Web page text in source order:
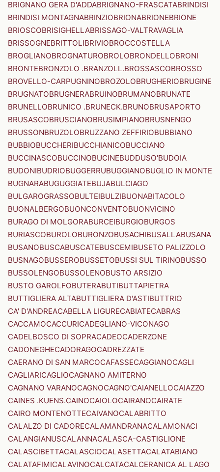
BRIGNANO GERA D'ADDABRIGNANO-FRASCATABRINDISI
BRINDISI MONTAGNABRINZIOBRIONABRIONEBRIONE
BRIOSCOBRISIGHELLABRISSAGO-VALTRAVAGLIA
BRISSOGNEBRITTOLIBRIVIOBROCCOSTELLA
BROGLIANOBROGNATUROBROLOBRONDELLOBRONI
BRONTEBRONZOLO .BRANZOLL.BROSSASCOBROSSO
BROVELLO-CARPUGNINOBROZOLOBRUGHERIOBRUGINE
BRUGNATOBRUGNERABRUINOBRUMANOBRUNATE
BRUNELLOBRUNICO .BRUNECK.BRUNOBRUSAPORTO
BRUSASCOBRUSCIANOBRUSIMPIANOBRUSNENGO
BRUSSONBRUZOLOBRUZZANO ZEFFIRIOBUBBIANO
BUBBIOBUCCHERIBUCCHIANICOBUCCIANO
BUCCINASCOBUCCINOBUCINEBUDDUSO'BUDOIA
BUDONIBUDRIOBUGGERRUBUGGIANOBUGLIO IN MONTE
BUGNARABUGUGGIATEBUJABULCIAGO
BULGAROGRASSOBULTEIBULZIBUONABITACOLO
BUONALBERGOBUONCONVENTOBUONVICINO
BURAGO DI MOLGORABURCEIBURGIOBURGOS
BURIASCOBUROLOBURONZOBUSACHIBUSALLABUSANA
BUSANOBUSCABUSCATEBUSCEMIBUSETO PALIZZOLO
BUSNAGOBUSSEROBUSSETOBUSSI SUL TIRINOBUSSO
BUSSOLENGOBUSSOLENOBUSTO ARSIZIO
BUSTO GAROLFOBUTERABUTIBUTTAPIETRA
BUTTIGLIERA ALTABUTTIGLIERA D'ASTIBUTTRIO
CA' D'ANDREACABELLA LIGURECABIATECABRAS
CACCAMOCACCURICADEGLIANO-VICONAGO
CADELBOSCO DI SOPRACADEOCADERZONE
CADONEGHECADORAGOCADREZZATE
CAERANO DI SAN MARCOCAFASSECAGGIANOCAGLI
CAGLIARICAGLIOCAGNANO AMITERNO
CAGNANO VARANOCAGNOCAGNO'CAIANELLOCAIAZZO
CAINES .KUENS.CAINOCAIOLOCAIRANOCAIRATE
CAIRO MONTENOTTECAIVANOCALABRITTO
CALALZO DI CADORECALAMANDRANACALAMONACI
CALANGIANUSCALANNACALASCA-CASTIGLIONE
CALASCIBETTACALASCIOCALASETTACALATABIANO
CALATAFIMICALAVINOCALCATACALCERANICA AL LAGO